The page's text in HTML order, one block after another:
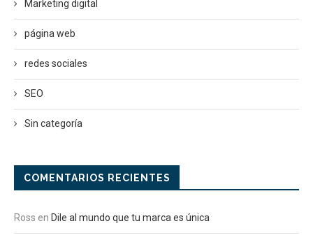
Marketing digital
página web
redes sociales
SEO
Sin categoría
COMENTARIOS RECIENTES
Ross en Dile al mundo que tu marca es única